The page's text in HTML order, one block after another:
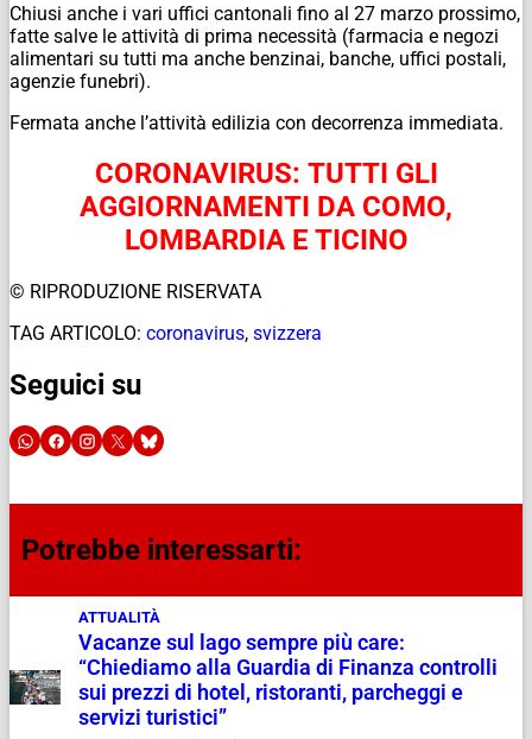
Chiusi anche i vari uffici cantonali fino al 27 marzo prossimo,
fatte salve le attività di prima necessità (farmacia e negozi
alimentari su tutti ma anche benzinai, banche, uffici postali,
agenzie funebri).
Fermata anche l’attività edilizia con decorrenza immediata.
CORONAVIRUS: TUTTI GLI
AGGIORNAMENTI DA COMO,
LOMBARDIA E TICINO
© RIPRODUZIONE RISERVATA
TAG ARTICOLO: coronavirus, svizzera
Seguici su
Potrebbe interessarti:
ATTUALITÀ
Vacanze sul lago sempre più care:
“Chiediamo alla Guardia di Finanza controlli
sui prezzi di hotel, ristoranti, parcheggi e
servizi turistici”